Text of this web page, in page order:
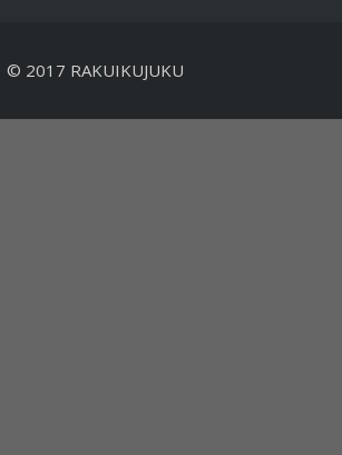
© 2017 RAKUIKUJUKU